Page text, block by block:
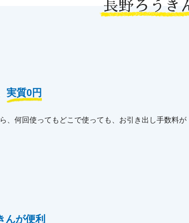
長野ろうき
実質0円
、何回使ってもどこで使っても、お引き出し手数料
んが便利